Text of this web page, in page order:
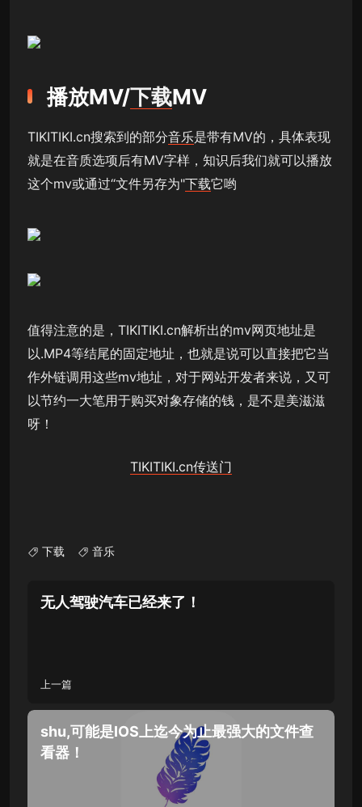
播放MV/下载MV
TIKITIKI.cn搜索到的部分音乐是带有MV的，具体表现
就是在音质选项后有MV字样，知识后我们就可以播放
这个mv或通过“文件另存为"下载它哟
值得注意的是，TIKITIKI.cn解析出的mv网页地址是
以.MP4等结尾的固定地址，也就是说可以直接把它当
作外链调用这些mv地址，对于网站开发者来说，又可
以节约一大笔用于购买对象存储的钱，是不是美滋滋
呀！
TIKITIKI.cn传送门
下载 音乐
无人驾驶汽车已经来了！
上一篇
shu,可能是IOS上迄今为止最强大的文件查
看器！